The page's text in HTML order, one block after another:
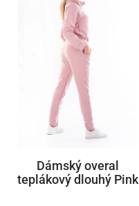
Dámský overal
teplákový dlouhý Pink